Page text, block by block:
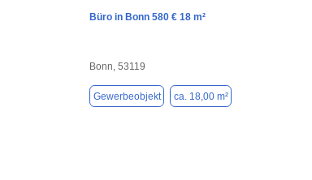
Büro in Bonn 580 € 18 m²
Bonn, 53119
Gewerbeobjekt ca. 18,00 m²